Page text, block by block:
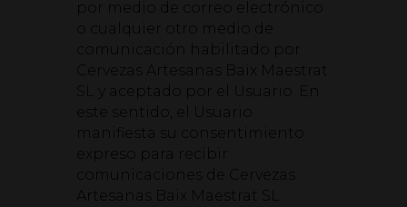
por medio de correo electrónico
o cualquier otro medio de
comunicación habilitado por
Cervezas Artesanas Baix Maestrat
SL y aceptado por el Usuario. En
este sentido, el Usuario
manifiesta su consentimiento
expreso para recibir
comunicaciones de Cervezas
Artesanas Baix Maestrat SL